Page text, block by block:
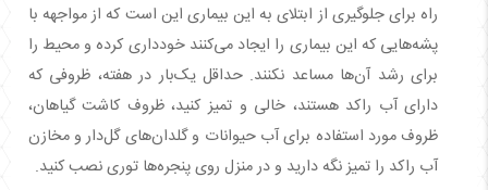
راه برای جلوگیری از ابتلای به این بیماری این است که از مواجهه با
پشه‌هایی که این بیماری را ایجاد می‌کنند خودداری کرده و محیط را
برای رشد آن‌ها مساعد نکنند. حداقل یک‌بار در هفته، ظروفی که
دارای آب راکد هستند، خالی و تمیز کنید، ظروف کاشت گیاهان،
ظروف مورد استفاده برای آب حیوانات و گلدان‌های گل‌دار و مخازن
آب راکد را تمیز نگه‌ دارید و در منزل روی پنجره‌ها توری نصب کنید.